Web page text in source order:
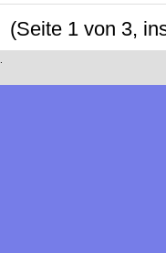
(Seite 1 von 3,